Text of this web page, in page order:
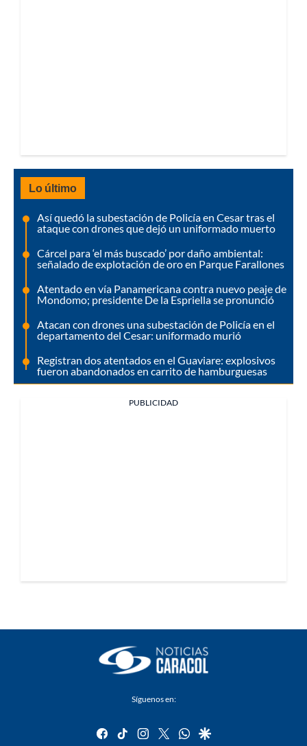
Lo último
Así quedó la subestación de Policía en Cesar tras el
ataque con drones que dejó un uniformado muerto
Cárcel para ‘el más buscado’ por daño ambiental:
señalado de explotación de oro en Parque Farallones
Atentado en vía Panamericana contra nuevo peaje de
Mondomo; presidente De la Espriella se pronunció
Atacan con drones una subestación de Policía en el
departamento del Cesar: uniformado murió
Registran dos atentados en el Guaviare: explosivos
fueron abandonados en carrito de hamburguesas
PUBLICIDAD
Síguenos en:
facebook
tiktok instagram
twitterwhatsapp
google